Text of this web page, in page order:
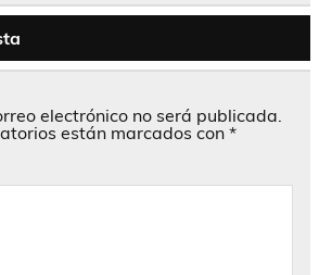
electrónico no será publicada.
están marcados con *